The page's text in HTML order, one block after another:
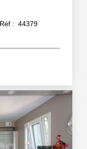
Réf : 44379